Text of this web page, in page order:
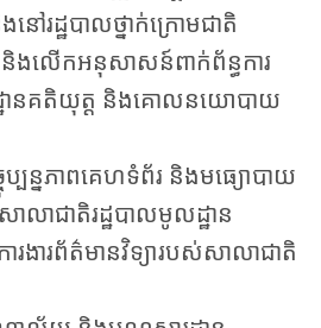
នៅរដ្ឋបាលថ្នាក់ក្រោមជាតិ
និងលើកអនុសាសន៍ពាក់ព័ន្ធការ
ឋានគតិយុត្ដ និងគោលនយោបាយ
ប្បន្នភាពគេហទំព័រ និងមធ្យោបាយ
លាជាតិរដ្ឋបាលមូលដ្ឋាន
រងារព័ត៌មានវិទ្យារបស់សាលាជាតិ